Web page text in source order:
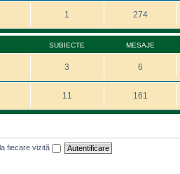
1 274
SUBIECTE MESAJE
3 6
11 161
fiecare vizită